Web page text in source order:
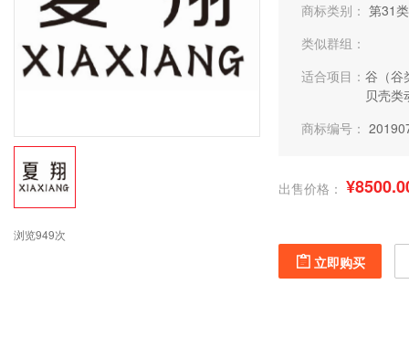
浏览949次
商标类别： 第31
类似群组：
适合项目： 谷（谷
贝壳类
商标编号：
出售价格：
立即购买